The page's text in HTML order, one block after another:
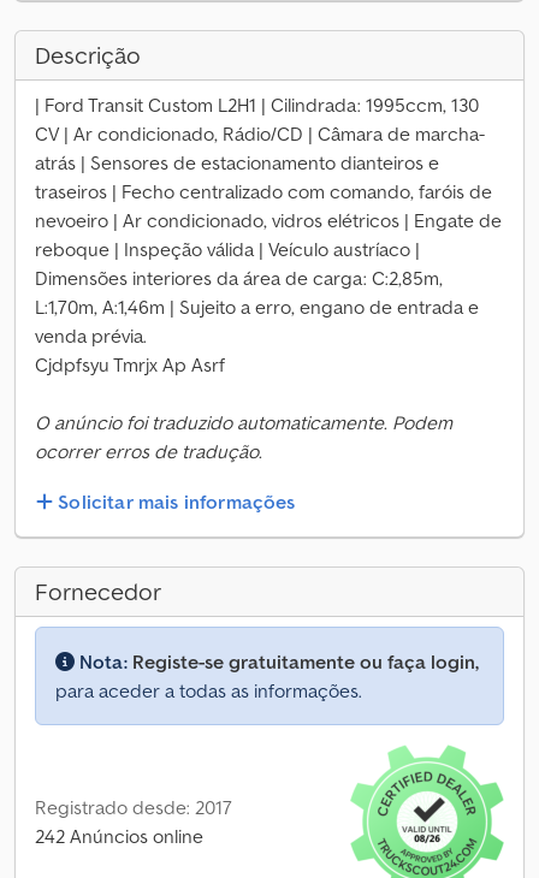
Descrição
| Ford Transit Custom L2H1 | Cilindrada: 1995ccm, 130
CV | Ar condicionado, Rádio/CD | Câmara de marcha-
atrás | Sensores de estacionamento dianteiros e
traseiros | Fecho centralizado com comando, faróis de
nevoeiro | Ar condicionado, vidros elétricos | Engate de
reboque | Inspeção válida | Veículo austríaco |
Dimensões interiores da área de carga: C:2,85m,
L:1,70m, A:1,46m | Sujeito a erro, engano de entrada e
venda prévia.
Cjdpfsyu Tmrjx Ap Asrf
O anúncio foi traduzido automaticamente. Podem
ocorrer erros de tradução.
Solicitar mais informações
Fornecedor
Nota: Registe-se gratuitamente ou faça login,
para aceder a todas as informações.
Registrado desde: 2017
242 Anúncios online